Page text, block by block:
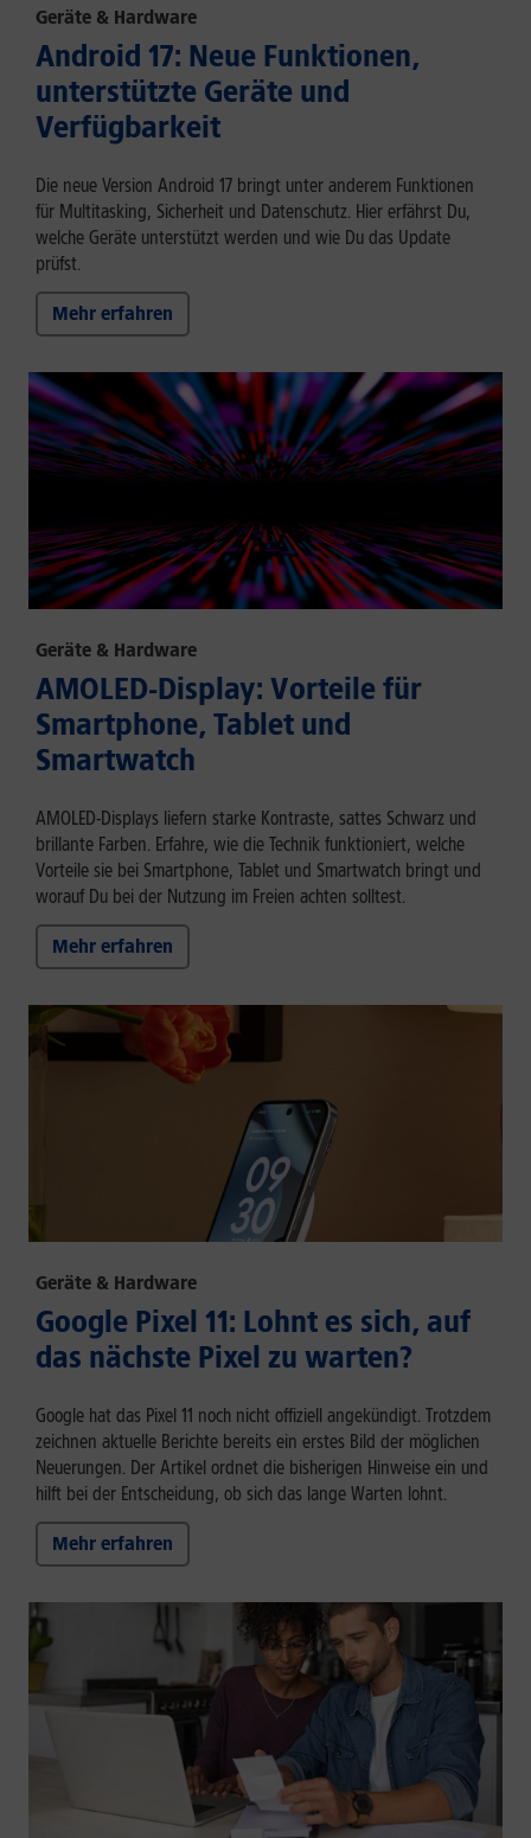
Geräte & Hardware
Android 17: Neue Funktionen,
unterstützte Geräte und
Verfügbarkeit
Die neue Version Android 17 bringt unter anderem Funktionen
für Multitasking, Sicherheit und Datenschutz. Hier erfährst Du,
welche Geräte unterstützt werden und wie Du das Update
prüfst.
Mehr erfahren
Geräte & Hardware
AMOLED-Display: Vorteile für
Smartphone, Tablet und
Smartwatch
AMOLED-Displays liefern starke Kontraste, sattes Schwarz und
brillante Farben. Erfahre, wie die Technik funktioniert, welche
Vorteile sie bei Smartphone, Tablet und Smartwatch bringt und
worauf Du bei der Nutzung im Freien achten solltest.
Mehr erfahren
Geräte & Hardware
Google Pixel 11: Lohnt es sich, auf
das nächste Pixel zu warten?
Google hat das Pixel 11 noch nicht offiziell angekündigt. Trotzdem
zeichnen aktuelle Berichte bereits ein erstes Bild der möglichen
Neuerungen. Der Artikel ordnet die bisherigen Hinweise ein und
hilft bei der Entscheidung, ob sich das lange Warten lohnt.
Mehr erfahren